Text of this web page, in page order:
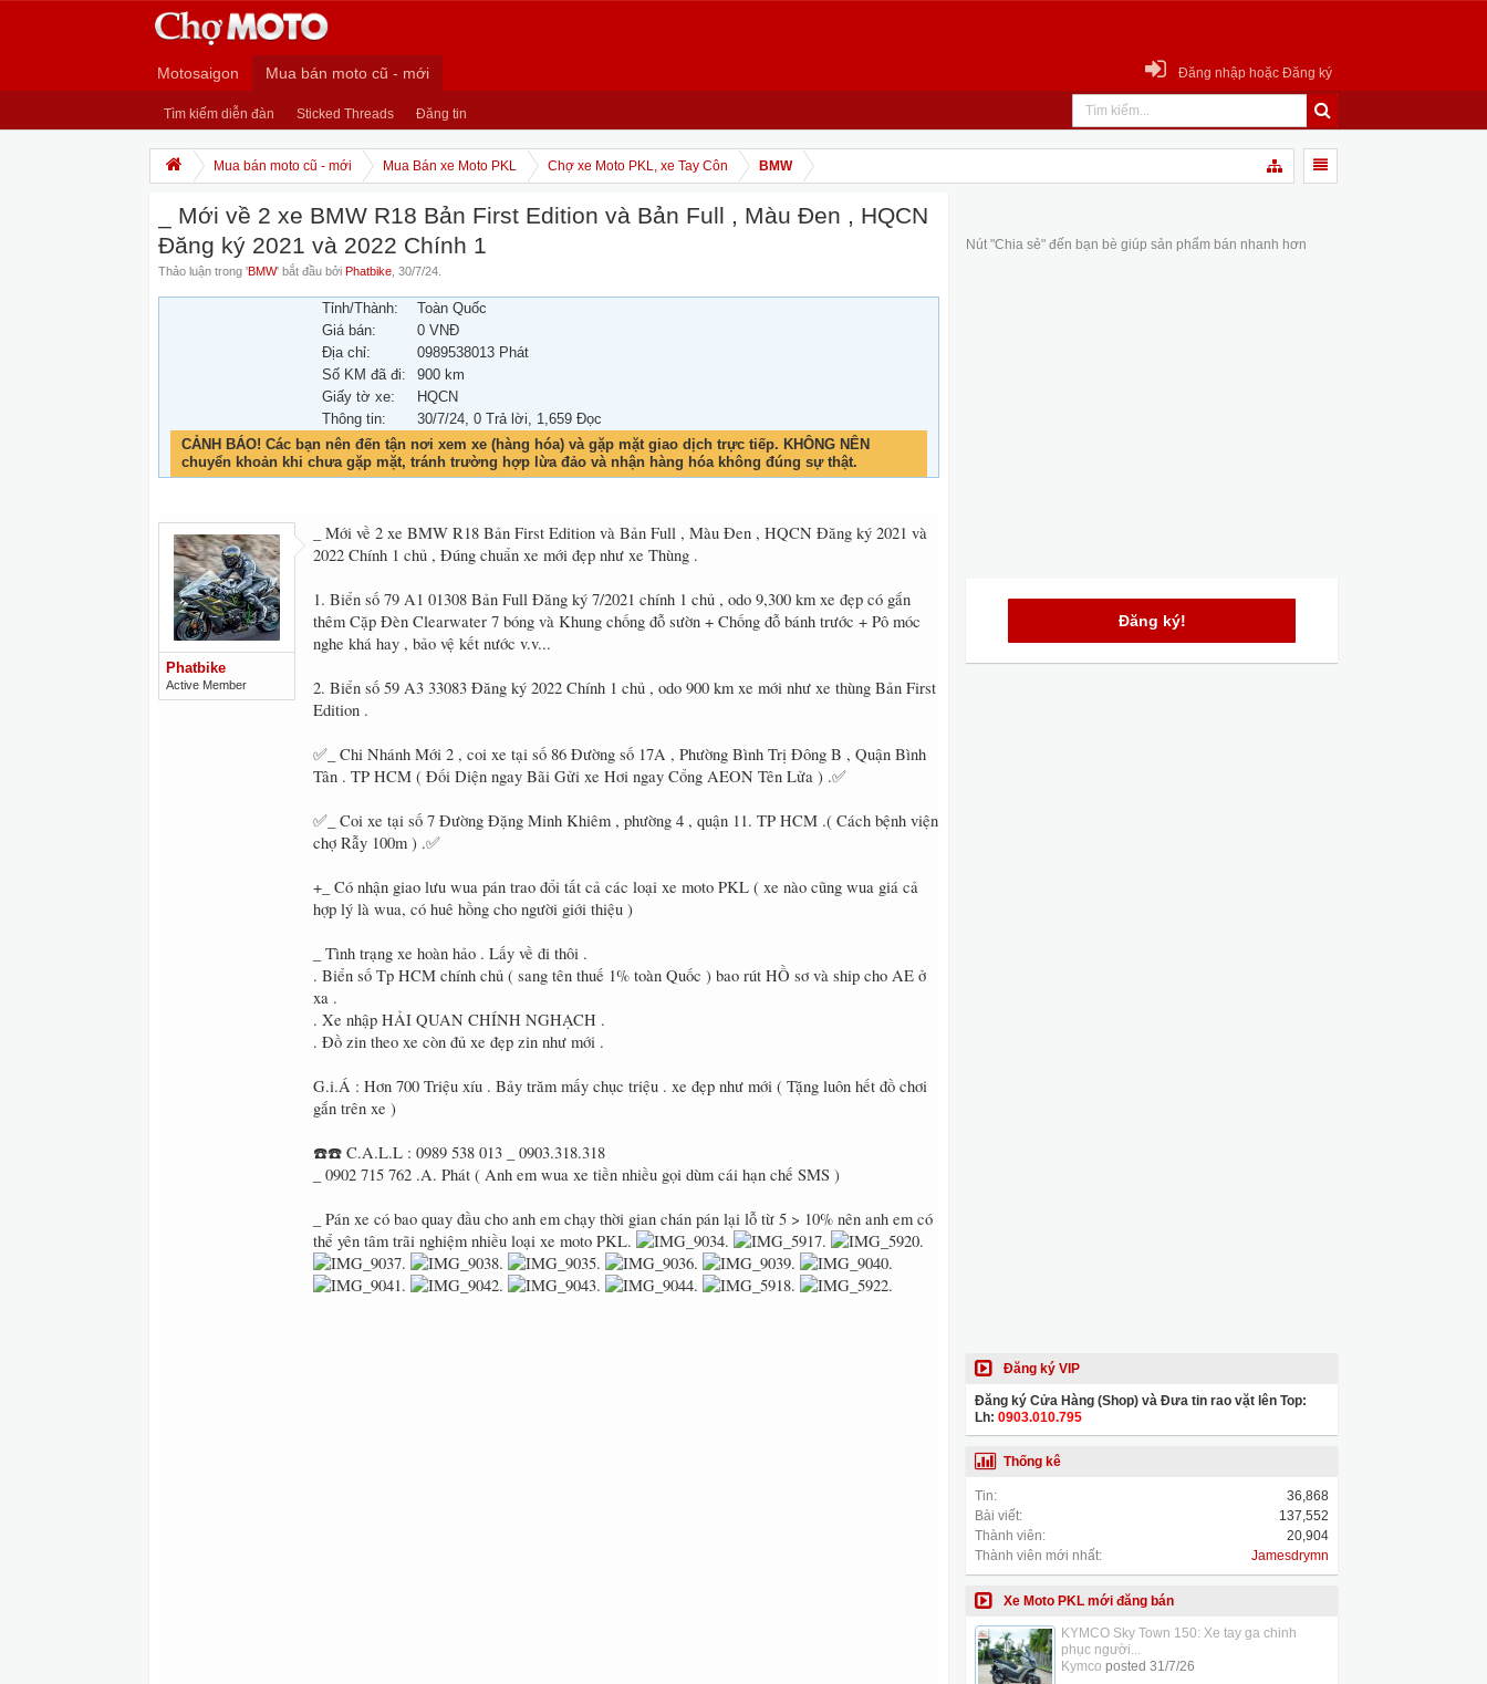
Motosaigon Mua bán moto cũ - mới
Tìm kiếm diễn đàn Sticked Threads Đăng tin
Đăng nhập hoặc Đăng ký
Mua bán moto cũ - mới Mua Bán xe Moto PKL Chợ xe Moto PKL, xe Tay Côn BMW
_ Mới về 2 xe BMW R18 Bản First Edition và Bản Full , Màu Đen , HQCN
Đăng ký 2021 và 2022 Chính 1
Thảo luận trong 'BMW' bắt đầu bởi Phatbike 30/7/24
Tỉnh/Thành:
Toàn Quốc
Giá bán:
0 VNĐ
Địa chỉ:
0989538013 Phát
Số KM đã đi:
900 km
Giấy tờ xe:
HQCN
Thông tin:
30/7/24, 0 Trả lời, 1,659 Đọc
CẢNH BÁO! Các bạn nên đến tận nơi xem xe (hàng hóa) và gặp mặt giao dịch trực tiếp. KHÔNG NÊN
chuyển khoản khi chưa gặp mặt, tránh trường hợp lừa đảo và nhận hàng hóa không đúng sự thật.
Phatbike
Active Member
_ Mới về 2 xe BMW R18 Bản First Edition và Bản Full , Màu Đen , HQCN Đăng ký 2021 và
2022 Chính 1 chủ , Đúng chuẩn xe mới đẹp như xe Thùng .
1. Biển số 79 A1 01308 Bản Full Đăng ký 7/2021 chính 1 chủ , odo 9,300 km xe đẹp có gắn
thêm Cặp Đèn Clearwater 7 bóng và Khung chống đỗ sườn + Chống đỗ bánh trước + Pô móc
nghe khá hay , bảo vệ kết nước v.v...
2. Biển số 59 A3 33083 Đăng ký 2022 Chính 1 chủ , odo 900 km xe mới như xe thùng Bản First
Edition .
✅_ Chi Nhánh Mới 2 , coi xe tại số 86 Đường số 17A , Phường Bình Trị Đông B , Quận Bình
Tân . TP HCM ( Đối Diện ngay Bãi Gửi xe Hơi ngay Cổng AEON Tên Lửa ) .✅
✅_ Coi xe tại số 7 Đường Đặng Minh Khiêm , phường 4 , quận 11. TP HCM .( Cách bệnh viện
chợ Rẫy 100m ) .✅
+_ Có nhận giao lưu wua pán trao đổi tất cả các loại xe moto PKL ( xe nào cũng wua giá cả
hợp lý là wua, có huê hồng cho người giới thiệu )
_ Tình trạng xe hoàn hảo . Lấy về đi thôi .
. Biển số Tp HCM chính chủ ( sang tên thuế 1% toàn Quốc ) bao rút HỒ sơ và ship cho AE ở
xa .
. Xe nhập HẢI QUAN CHÍNH NGHẠCH .
. Đồ zin theo xe còn đủ xe đẹp zin như mới .
G.i.Á : Hơn 700 Triệu xíu . Bảy trăm mấy chục triệu . xe đẹp như mới ( Tặng luôn hết đồ chơi
gắn trên xe )
☎️☎️ C.A.L.L : 0989 538 013 _ 0903.318.318
_ 0902 715 762 .A. Phát ( Anh em wua xe tiền nhiều gọi dùm cái hạn chế SMS )
_ Pán xe có bao quay đầu cho anh em chạy thời gian chán pán lại lỗ từ 5 > 10% nên anh em có
thể yên tâm trãi nghiệm nhiều loại xe moto PKL‭.
Nút "Chia sẻ" đến bạn bè giúp sản phẩm bán nhanh hơn
Đăng ký!
Đăng ký VIP
Đăng ký Cửa Hàng (Shop) và Đưa tin rao vặt lên Top:
Lh: 0903.010.795
Thống kê
Tin:
36,868
Bài viết:
137,552
Thành viên:
20,904
Thành viên mới nhất:
Jamesdrymn
Xe Moto PKL mới đăng bán
KYMCO Sky Town 150: Xe tay ga chinh
phục người...
Kymco posted 31/7/26